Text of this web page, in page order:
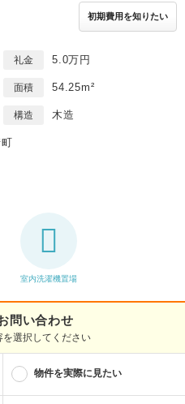
初期費用を知りたい
礼金 5.0万円
面積 54.25m²
構造 木造
室内洗濯機置場
問い合わせ
を選択してください
物件を実際に見たい